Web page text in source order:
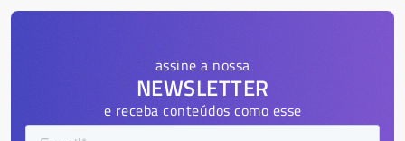
assine a nossa
NEWSLETTER
e receba conteúdos como esse